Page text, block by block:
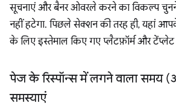
सूचनाएं और बैनर ओवरले करने का विकल्प
नहीं हटेगा. पिछले सेक्शन की तरह ही, यहां
के लिए इस्तेमाल किए गए प्लैटफ़ॉर्म और टेंप्लेट
पेज के रिस्पॉन्स में लगने वाला समय
समस्याएं